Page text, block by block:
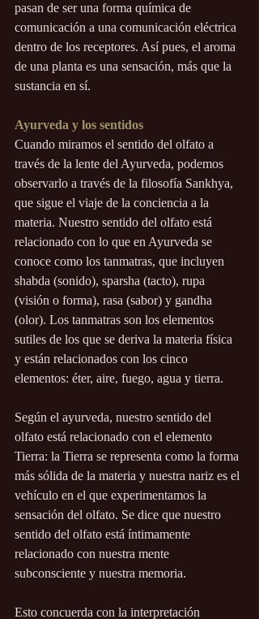
pasan de ser una forma química de
comunicación a una comunicación eléctrica
dentro de los receptores. Así pues, el aroma
de una planta es una sensación, más que la
sustancia en sí.
Ayurveda y los sentidos
Cuando miramos el sentido del olfato a
través de la lente del Ayurveda, podemos
observarlo a través de la filosofía Sankhya,
que sigue el viaje de la conciencia a la
materia. Nuestro sentido del olfato está
relacionado con lo que en Ayurveda se
conoce como los tanmatras, que incluyen
shabda (sonido), sparsha (tacto), rupa
(visión o forma), rasa (sabor) y gandha
(olor). Los tanmatras son los elementos
sutiles de los que se deriva la materia física
y están relacionados con los cinco
elementos: éter, aire, fuego, agua y tierra.
Según el ayurveda, nuestro sentido del
olfato está relacionado con el elemento
Tierra: la Tierra se representa como la forma
más sólida de la materia y nuestra nariz es el
vehículo en el que experimentamos la
sensación del olfato. Se dice que nuestro
sentido del olfato está íntimamente
relacionado con nuestra mente
subconsciente y nuestra memoria.
Esto concuerda con la interpretación